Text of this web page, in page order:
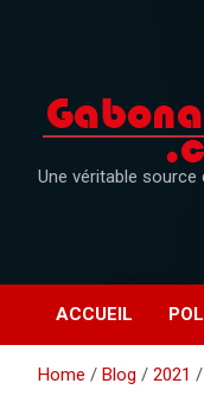
Une véritable
ACCUEIL
Home Blog 2021